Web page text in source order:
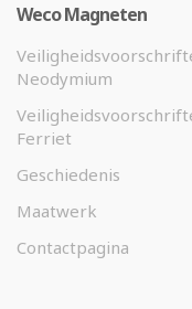
Weco Magneten
Neodymium
Ferriet
Geschiedenis
Maatwerk
Contactpagina